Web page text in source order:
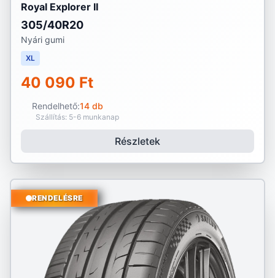
Royal Explorer II
305/40R20
Nyári gumi
XL
40 090 Ft
Rendelhető:14 db
Szállítás: 5-6 munkanap
Részletek
RENDELÉSRE